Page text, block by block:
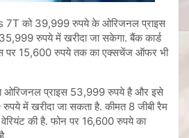
7T को 39,999 रुपये के ओरिजनल प्राइस
रुपये में खरीदा जा सकेगा. बैंक कार्ड
पर 15,600 रुपये तक का एक्सचेंज ऑफर भी
ओरिजनल प्राइस 53,999 रुपये है और इसे
में खरीदा जा सकता है. कीमत 8 जीबी रैम
की है. फोन पर 16,600 रुपये का